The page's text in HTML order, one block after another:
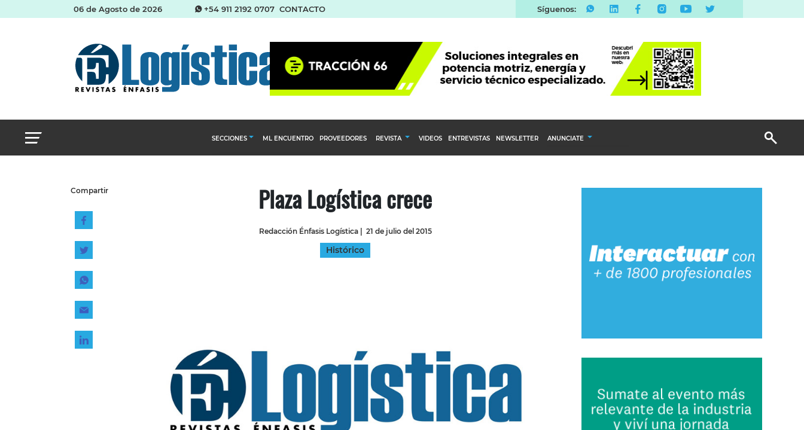
06 de Agosto de 2026 +54 911 2192 0707 CONTACTO Síguenos:
SECCIONES
Almacenes e inventarios
Logística y distribución
ML ENCUENTRO PROVEEDORES REVISTA VIDEOS ENTREVISTAS NEWSLETTER ANUNCIATE
Email Marketing
Compartir Plaza Logística crece
Redacción Énfasis Logística| 21 de julio del 2015
Histórico